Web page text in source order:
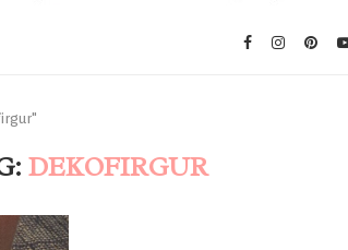
DEKOFIRGUR